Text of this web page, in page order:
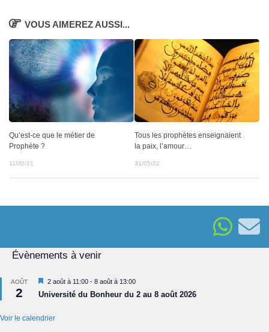
VOUS AIMEREZ AUSSI...
Qu’est-ce que le métier de
Prophète ?
11/02/21
Tous les prophètes enseignaient
la paix, l’amour…
31/05/22
Évènements à venir
AOÛT
2
Mis
en
avant
2 août à 11:00 - 8 août à 13:00
Université du Bonheur du 2 au 8 août 2026
Voir le calendrier